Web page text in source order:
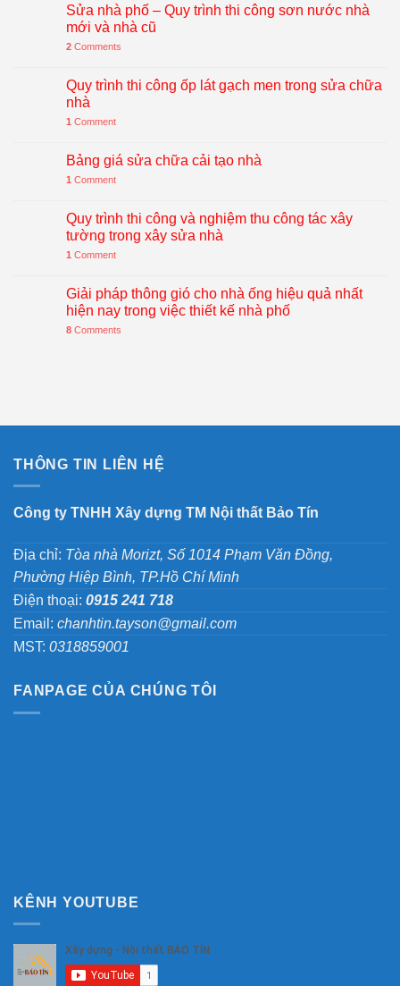
Sửa nhà phố – Quy trình thi công sơn nước nhà
mới và nhà cũ
2 Comments
Quy trình thi công ốp lát gạch men trong sửa chữa
nhà
1 Comment
Bảng giá sửa chữa cải tạo nhà
1 Comment
Quy trình thi công và nghiệm thu công tác xây
tường trong xây sửa nhà
1 Comment
Giải pháp thông gió cho nhà ống hiệu quả nhất
hiện nay trong việc thiết kế nhà phố
8 Comments
THÔNG TIN LIÊN HỆ
Công ty TNHH Xây dựng TM Nội thất Bảo Tín
Địa chỉ: Tòa nhà Morizt, Số 1014 Phạm Văn Đồng,
Phường Hiệp Bình, TP.Hồ Chí Minh
Điện thoại: 0915 241 718
Email: chanhtin.tayson@gmail.com
MST: 0318859001
FANPAGE CỦA CHÚNG TÔI
KÊNH YOUTUBE